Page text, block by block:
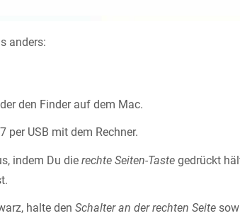
anders:
den Finder auf dem Mac.
per USB mit dem Rechner.
indem Du dierechte Seiten-Tastegedrückt
halte denSchalter an der rechten Seite